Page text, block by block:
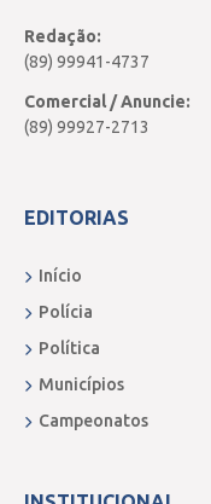
Redação:
(89) 99941-4737
Comercial / Anuncie:
(89) 99927-2713
EDITORIAS
Início
Polícia
Política
Municípios
Campeonatos